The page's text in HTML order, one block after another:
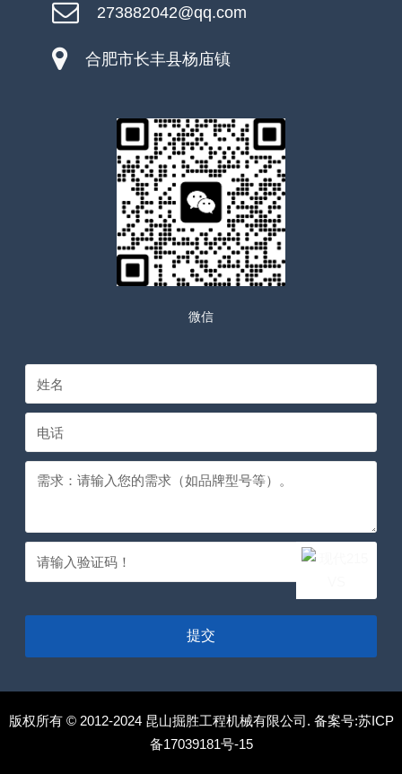
273882042@qq.com
合肥市长丰县杨庙镇
微信
提交
版权所有 © 2012-2024 昆山掘胜工程机械有限公司. 备案号:苏ICP
备17039181号-15